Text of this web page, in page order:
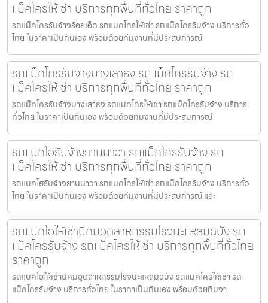
แม็คโครให้เช่า บริการทุกพื้นที่ทั่วไทย ราคาถูก
รถแม็คโครรับจ้างร้อยเอ็ด รถแมคโครให้เช่า รถแม็คโครรับจ้าง บริการทั่ว
ไทย ในราคาเป็นกันเอง พร้อมด้วยทีมงานที่มีประสบการณ์
รถแม็คโครรับจ้างบางเสาธง รถแม็คโครรับจ้าง รถ
แม็คโครให้เช่า บริการทุกพื้นที่ทั่วไทย ราคาถูก
รถแม็คโครรับจ้างบางเสาธง รถแมคโครให้เช่า รถแม็คโครรับจ้าง บริการ
ทั่วไทย ในราคาเป็นกันเอง พร้อมด้วยทีมงานที่มีประสบการณ์
รถแบคโฮรับจ้างยานนาวา รถแม็คโครรับจ้าง รถ
แม็คโครให้เช่า บริการทุกพื้นที่ทั่วไทย ราคาถูก
รถแบคโฮรับจ้างยานนาวา รถแมคโครให้เช่า รถแม็คโครรับจ้าง บริการทั่ว
ไทย ในราคาเป็นกันเอง พร้อมด้วยทีมงานที่มีประสบการณ์ และ
รถแบคโฮให้เช่านิคมอุตสาหกรรมโรจนะแหลมฉบัง รถ
แม็คโครรับจ้าง รถแม็คโครให้เช่า บริการทุกพื้นที่ทั่วไทย
ราคาถูก
รถแบคโฮให้เช่านิคมอุตสาหกรรมโรจนะแหลมฉบัง รถแมคโครให้เช่า รถ
แม็คโครรับจ้าง บริการทั่วไทย ในราคาเป็นกันเอง พร้อมด้วยทีมงา